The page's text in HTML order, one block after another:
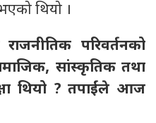
थियो ।
परिवर्तनको
सांस्कृतिक तथा
थियो ? तपाईंले आज